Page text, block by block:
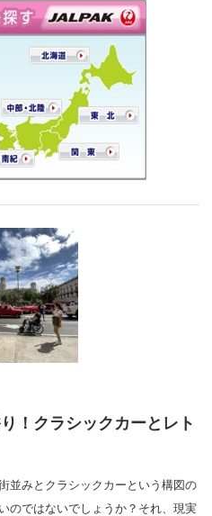
！クラシックカーとレト
並みとクラシックカーという構図の
のではないでしょうか？それ、現実